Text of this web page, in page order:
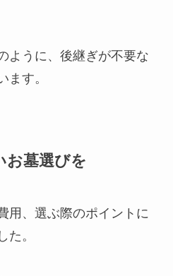
ように、後継ぎが不要な
ます。
お墓選びを
用、選ぶ際のポイントに
た。